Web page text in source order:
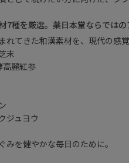
7種を厳選。薬日本堂ならでは
れてきた和漢素材を、現代の感
末
高麗紅参
ジュヨウ
みを健やかな毎日のために。